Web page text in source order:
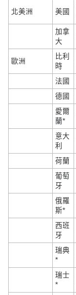
北美洲 美國
加拿
大
歐洲
比利
時
法國
德國
愛爾
蘭*
意大
利
荷蘭
葡萄
牙
俄羅
斯*
西班
牙
瑞典
*
瑞士
*